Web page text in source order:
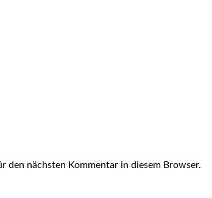
den nächsten Kommentar in diesem Browser.